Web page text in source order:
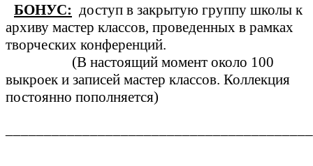
БОНУС: доступ в закрытую группу школы к
архиву мастер классов, проведенных в рамках
творческих конференций.
(В настоящий момент около 100
выкроек и записей мастер классов. Коллекция
постоянно пополняется)